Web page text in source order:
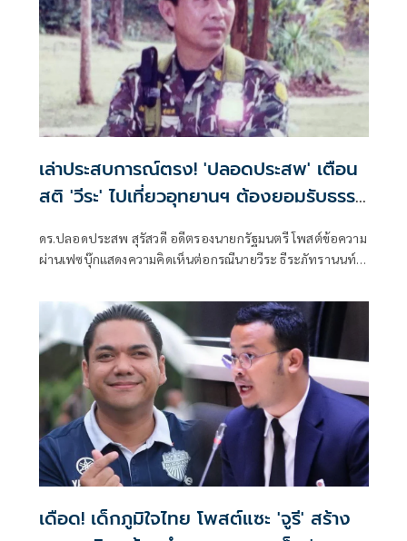
เล่าประสบการณ์ตรง! 'ปลอดประสพ' เตือน
สติ 'วีระ' ไปเที่ยวอุทยานฯ ต้องยอมรับธรรม
ดร.ปลอดประสพ สุรัสวดี อดีตรองนายกรัฐมนตรี โพสต์ข้อความ
ผ่านเฟซบุ๊กแสดงความคิดเห็นต่อกรณีนายวีระ ธีระภัทรานนท์
การบริหารจัดการอุทยานแห่งชาติว่าเลวทรามมาก โดย
ดร.ปลอดประสพ ระบุว่าไปนอนอุทยานแห่งชาติ ต้องยอมรับ
สภาพดิบๆแบบธรรมชาติ ให้ได้
เดือด! เด็กภูมิใจไทย โพสต์แซะ 'จูรี' สร้าง